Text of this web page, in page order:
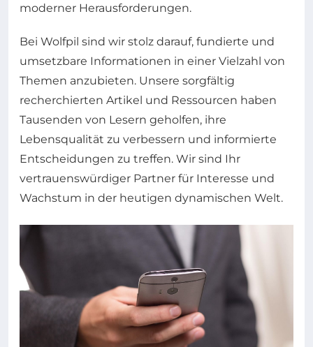
moderner Herausforderungen.
Bei Wolfpil sind wir stolz darauf, fundierte und
umsetzbare Informationen in einer Vielzahl von
Themen anzubieten. Unsere sorgfältig
recherchierten Artikel und Ressourcen haben
Tausenden von Lesern geholfen, ihre
Lebensqualität zu verbessern und informierte
Entscheidungen zu treffen. Wir sind Ihr
vertrauenswürdiger Partner für Interesse und
Wachstum in der heutigen dynamischen Welt.